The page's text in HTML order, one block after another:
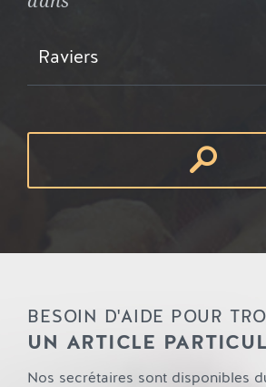
Raviers
BESOIN D'AIDE POUR
UN ARTICLE
Nos secrétaires sont disponibles